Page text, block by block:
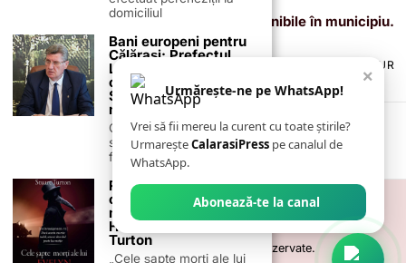
AJOFM Călărași: Locuri de muncă disponibile în municipiu.
Salarii de până la 8.000 de lei!
TERMENI ȘI CONDIȚII
POLITICA DE ANULARE & RETUR
PUBLICITATE ONLINE & TIPĂRITĂ
CONTACT
ZIARUL ANUNȚUL CĂLĂRĂȘEAN
2026 - Toate drepturile sunt rezervate.
×
Urmărește-ne pe WhatsApp!
Vrei să fii mereu la curent cu toate știrile?
UrmareșteCalarasiPress pe canalul de
WhatsApp.
Abonează-te la canal
domiciliul
Bani europeni pentru
Călărași: Prefectul
Laurențiu State anunță
colaborarea cu ADR
Sud-Muntenia pentru
noi finanțări
Călărașul se pregătește
să intre pe harta
finanțărilor europene, cu
Recomandare de
carte – „Cele șapte
morți ale lui Evelyn
Hardcastle” de Stuart
Turton
„Cele șapte morți ale lui